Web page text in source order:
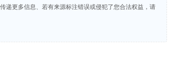
递更多信息、若有来源标注错误或侵犯了您合法权益，请